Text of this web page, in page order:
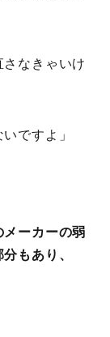
さなきゃいけ
ですよ」
メーカーの弱
もあり、